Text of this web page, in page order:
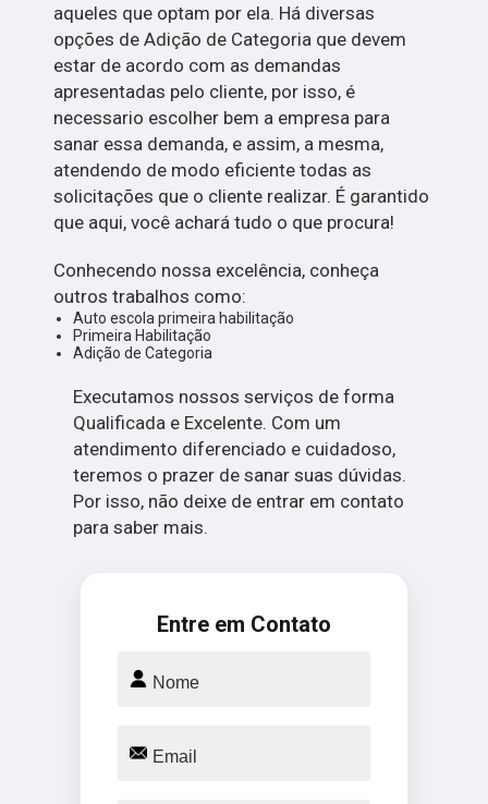
aqueles que optam por ela. Há diversas
opções de Adição de Categoria que devem
estar de acordo com as demandas
apresentadas pelo cliente, por isso, é
necessario escolher bem a empresa para
sanar essa demanda, e assim, a mesma,
atendendo de modo eficiente todas as
solicitações que o cliente realizar. É garantido
que aqui, você achará tudo o que procura!
Conhecendo nossa excelência, conheça
outros trabalhos como:
Auto escola primeira habilitação
Primeira Habilitação
Adição de Categoria
Executamos nossos serviços de forma
Qualificada e Excelente. Com um
atendimento diferenciado e cuidadoso,
teremos o prazer de sanar suas dúvidas.
Por isso, não deixe de entrar em contato
para saber mais.
Entre em Contato